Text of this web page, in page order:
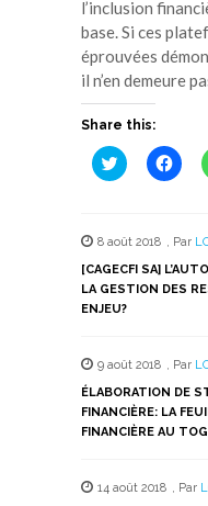
l’inclusion
base. Si ces
éprouvées
il n’en demeure
Share this:
Cliquez
pour
une
nouvelle
fenêtre)
pour
une
8 août 2018 , Par
[CAGECFI SA]
LA GESTION DES
ENJEU?
9 août 2018 , Par
ÉLABORATION DE
FINANCIÈRE: LA
FINANCIÈRE AU
14 août 2018 , Par